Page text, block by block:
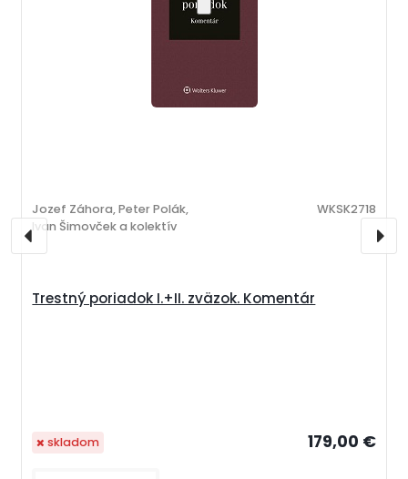
Trestný poriadok I.+II. zväzok. Komentár
Jozef Záhora, Peter Polák,
Ivan Šimovček a kolektív
WKSK2718
179,00 €
skladom